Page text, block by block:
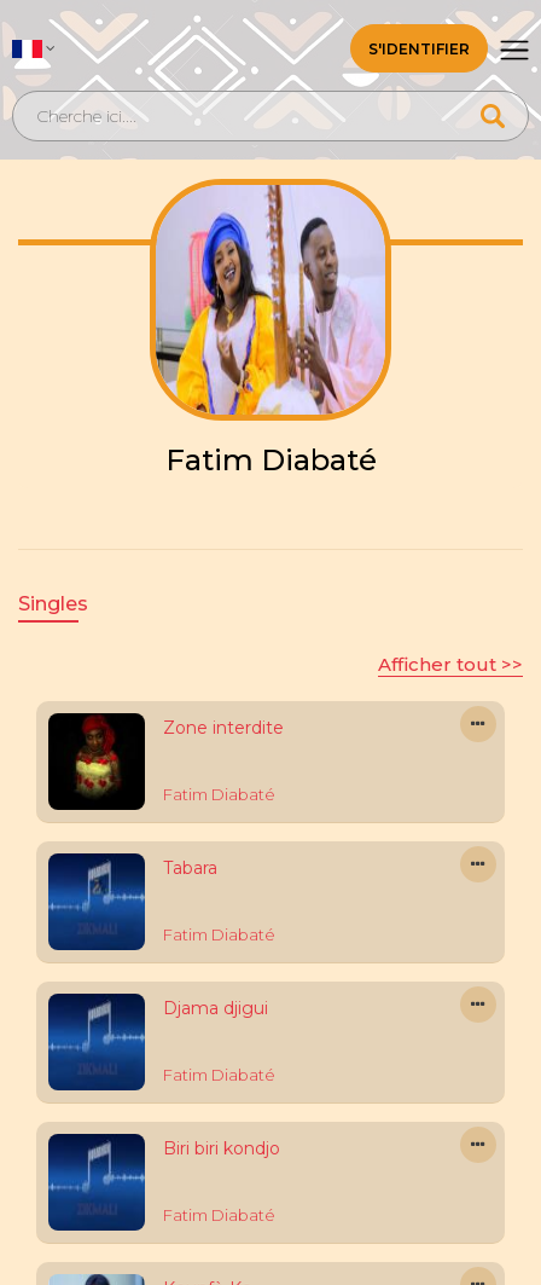
S'IDENTIFIER
Fatim Diabaté
Singles
Afficher tout >>
Zone interdite
Fatim Diabaté
Tabara
Fatim Diabaté
Djama djigui
Fatim Diabaté
Biri biri kondjo
Fatim Diabaté